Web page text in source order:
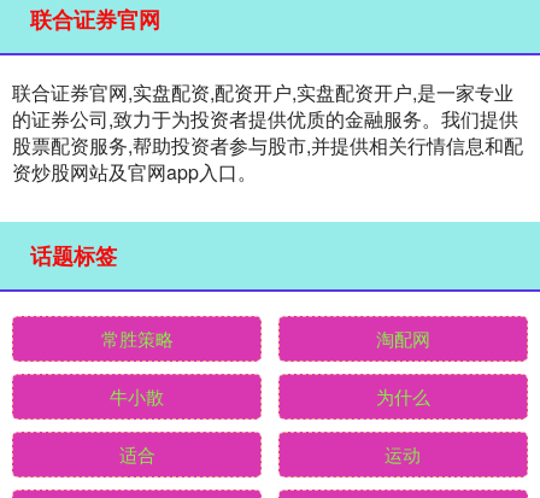
联合证券官网
联合证券官网,实盘配资,配资开户,实盘配资开户,是一家专业
的证券公司,致力于为投资者提供优质的金融服务。我们提供
股票配资服务,帮助投资者参与股市,并提供相关行情信息和配
资炒股网站及官网app入口。
话题标签
常胜策略 淘配网
牛小散 为什么
适合 运动